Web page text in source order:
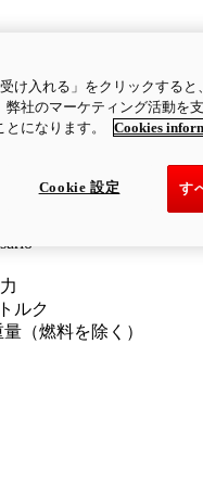
ルク
量（燃料を除く）
製品詳細
ルク
（燃料を除く）
受け入れる」をクリックする
弊社のマーケティング活動を
になります。
Cookies
す
Cookie 設定